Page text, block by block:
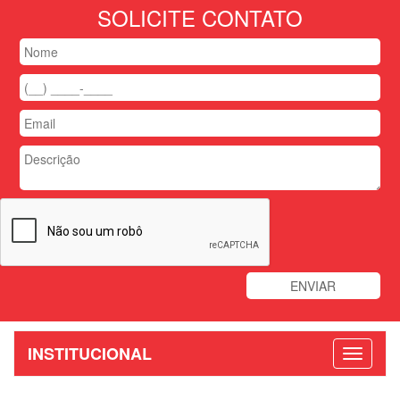
SOLICITE CONTATO
INSTITUCIONAL